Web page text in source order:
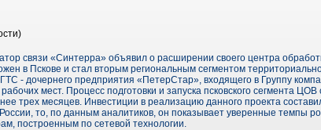
связи «Синтерра» объявил о расширении своего центра
в Пскове и стал вторым региональным сегментом
- дочернего предприятия «ПетерСтар», входящего в Группу
мест. Процесс подготовки и запуска псковского сегмента
трех месяцев. Инвестиции в реализацию данного проекта
то, по данным аналитиков, он показывает уверенные темпы
построенным по сетевой технологии.